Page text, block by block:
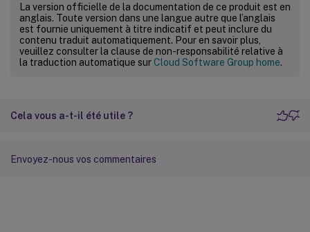
La version officielle de la documentation de ce produit est en
anglais. Toute version dans une langue autre que l’anglais
est fournie uniquement à titre indicatif et peut inclure du
contenu traduit automatiquement. Pour en savoir plus,
veuillez consulter la clause de non-responsabilité relative à
la traduction automatique surCloud Software Group home.
Cela vous a-t-il été utile ?
Envoyez-nous vos commentaires